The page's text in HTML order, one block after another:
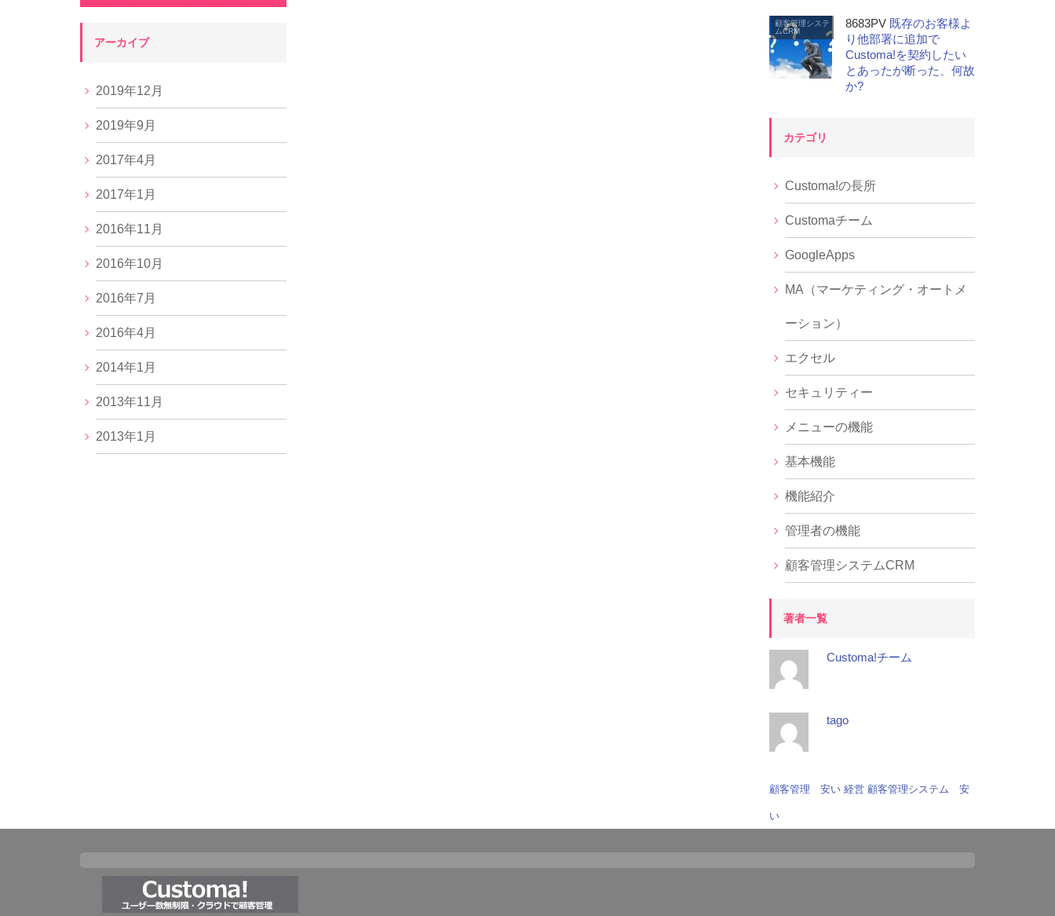
アーカイブ
2019年12月
2019年9月
2017年4月
2017年1月
2016年11月
2016年10月
2016年7月
2016年4月
2014年1月
2013年11月
2013年1月
顧客管理システ
ムCRM
8683PV 既存のお客様よ
り他部署に追加で
Customa!を契約したい
とあったが断った、何故
か?
カテゴリ
Customa!の長所
Customaチーム
GoogleApps
MA（マーケティング・オートメ
ーション）
エクセル
セキュリティー
メニューの機能
基本機能
機能紹介
管理者の機能
顧客管理システムCRM
著者一覧
Customa!チーム
tago
顧客管理 安い 経営 顧客管理システム 安
い